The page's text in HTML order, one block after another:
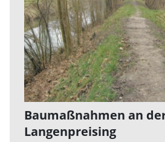
Baumaßnahmen an
Langenpreising